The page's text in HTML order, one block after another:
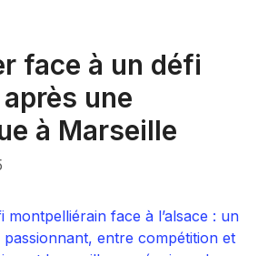
face à un défi
une
à Marseille